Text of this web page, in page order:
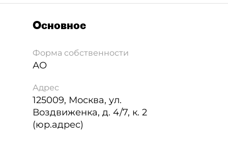
Основное
Форма собственности
АО
Адрес
125009, Москва, ул.
Воздвиженка, д. 4/7, к. 2
(юр.адрес)